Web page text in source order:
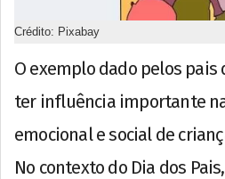
Crédito: Pixabay
O exemplo dado pelos pais
ter influência importante
emocional e social de
No contexto do Dia dos